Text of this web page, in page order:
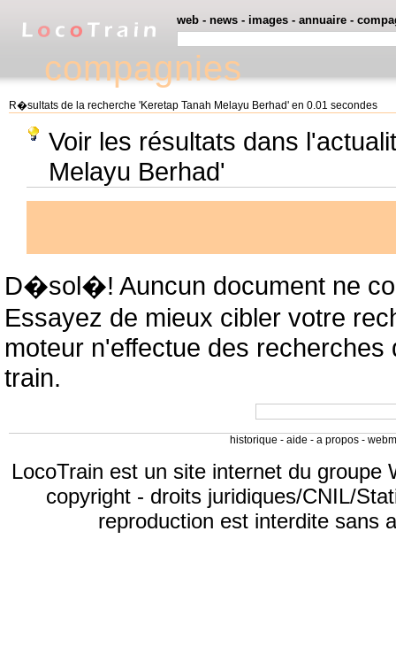
compagnies
web - news - images - annuaire -
R�sultats de la recherche 'Keretap Tanah Melayu Berhad' en 0.01 secondes
Voir les résultats dans
Melayu Berhad'
D�sol�! Auncun document ne
Essayez de mieux cibler votre
moteur n'effectue des recherches
train.
historique - aide - a propos-
LocoTrain est un site internet du groupe
copyright- droits juridiques/CNIL/
reproduction est interdite sans